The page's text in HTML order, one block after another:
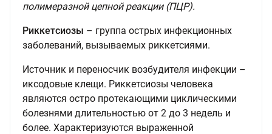
полимеразной цепной реакции (ПЦР).
Риккетсиозы – группа острых инфекционных
заболеваний, вызываемых риккетсиями.
Источник и переносчик возбудителя инфекции –
иксодовые клещи. Риккетсиозы человека
являются остро протекающими циклическими
болезнями длительностью от 2 до 3 недель и
более. Характеризуются выраженной